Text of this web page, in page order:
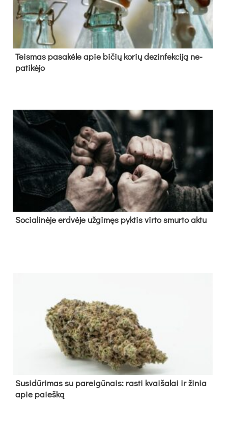
Teis­mas pa­sa­kė­le apie bi­čių ko­rių de­zin­fek­ci­ją ne­
pa­ti­kė­jo
So­cia­li­nė­je erd­vė­je už­gi­męs pyk­tis vir­to smur­to ak­tu
Su­si­dū­ri­mas su pa­rei­gū­nais: ras­ti kvai­ša­lai ir ži­nia
apie paieš­ką